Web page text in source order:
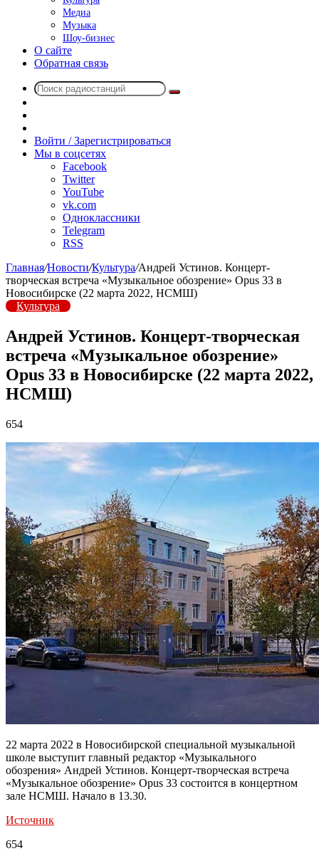
Медиа
Музыка
Шоу-бизнес
О сайте
Обратная связь
Поиск
радио
Войти / Зарегистрироваться
Мы в соцсетях
Facebook
Twitter
YouTube
vk.com
Одноклассники
Telegram
RSS
Главная/Новости/Культура/Андрей Устинов. Концерт-
творческая встреча «Музыкальное обозрение» Opus 33 в
Новосибирске (22 марта 2022, НСМШ)
Культура
Андрей Устинов. Концерт-творческая
встреча «Музыкальное обозрение»
Opus 33 в Новосибирске (22 марта 2022,
НСМШ)
654
22 марта 2022 в Новосибирской специальной музыкальной
школе выступит главный редактор «Музыкального
обозрения» Андрей Устинов. Концерт-творческая встреча
«Музыкальное обозрение» Opus 33 состоится в концертном
зале НСМШ. Начало в 13.30.
Источник
654